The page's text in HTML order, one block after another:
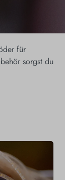
für
sorgst du